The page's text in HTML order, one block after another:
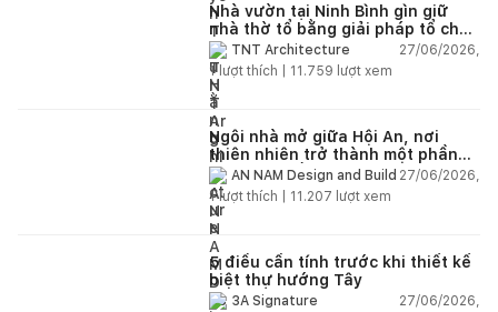
Nhà vườn tại Ninh Bình gìn giữ
nhà thờ tổ bằng giải pháp tổ chức
lại không gian
TNT Architecture
27/06/2026,
1lượt thích | 11.759 lượt xem
Ngôi nhà mở giữa Hội An, nơi
thiên nhiên trở thành một phần
của cuộc sống
AN NAM Design and Build 27/06/2026,
1lượt thích | 11.207 lượt xem
5 điều cần tính trước khi thiết kế
biệt thự hướng Tây
3A Signature
27/06/2026,